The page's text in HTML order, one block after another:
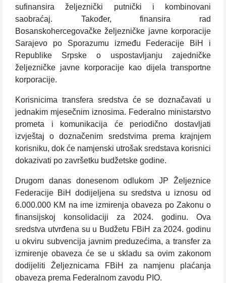
sufinansira željeznički putnički i kombinovani
saobraćaj. Također, finansira rad
Bosanskohercegovačke željezničke javne korporacije
Sarajevo po Sporazumu između Federacije BiH i
Republike Srpske o uspostavljanju zajedničke
željezničke javne korporacije kao dijela transportne
korporacije.
Korisnicima transfera sredstva će se doznačavati u
jednakim mjesečnim iznosima. Federalno ministarstvo
prometa i komunikacija će periodično dostavljati
izvještaj o doznačenim sredstvima prema krajnjem
korisniku, dok će namjenski utrošak sredstava korisnici
dokazivati po završetku budžetske godine.
Drugom danas donesenom odlukom JP Željeznice
Federacije BiH dodijeljena su sredstva u iznosu od
6.000.000 KM na ime izmirenja obaveza po Zakonu o
finansijskoj konsolidaciji za 2024. godinu. Ova
sredstva utvrđena su u Budžetu FBiH za 2024. godinu
u okviru subvencija javnim preduzećima, a transfer za
izmirenje obaveza će se u skladu sa ovim zakonom
dodijeliti Željeznicama FBiH za namjenu plaćanja
obaveza prema Federalnom zavodu PIO.